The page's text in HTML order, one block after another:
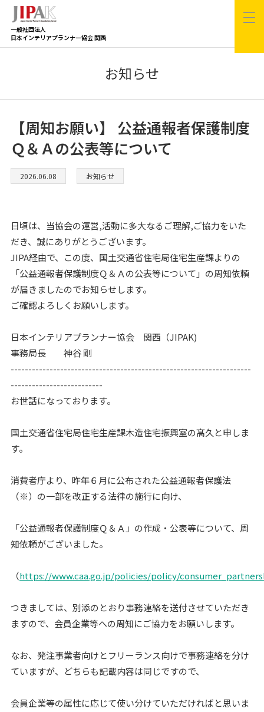
一般社団法人
日本インテリアプランナー協会 関西
お知らせ
【周知お願い】 公益通報者保護制度
Ｑ＆Ａの公表等について
2026.06.08 お知らせ
日頃は、当協会の運営,活動に多大なるご理解,ご協力をいた
だき、誠にありがとうございます。
JIPA経由で、この度、国土交通省住宅局住宅生産課よりの
「公益通報者保護制度Ｑ＆Ａの公表等について」の周知依頼
が届きましたのでお知らせします。
ご確認よろしくお願いします。
日本インテリアプランナー協会 関西（JIPAK)
事務局長 神谷 剛
--------------------------------------------------------------------
--------------------------
お世話になっております。
国土交通省住宅局住宅生産課木造住宅振興室の髙久と申しま
す。
消費者庁より、昨年６月に公布された公益通報者保護法
（※）の一部を改正する法律の施行に向け、
「公益通報者保護制度Ｑ＆Ａ」の作成・公表等について、周
知依頼がございました。
（https://www.caa.go.jp/policies/policy/
つきましては、別添のとおり事務連絡を送付させていただき
ますので、会員企業等への周知にご協力をお願いします。
なお、発注事業者向けとフリーランス向けで事務連絡を分け
ていますが、どちらも記載内容は同じですので、
会員企業等の属性に応じて使い分けていただければと思いま